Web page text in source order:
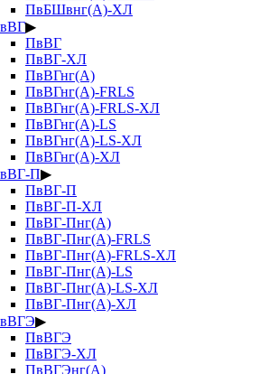
ПвБШвнг(А)-ХЛ
▶
ПвВГ
ПвВГ-ХЛ
ПвВГнг(А)
ПвВГнг(А)-FRLS
ПвВГнг(А)-FRLS-ХЛ
ПвВГнг(А)-LS
ПвВГнг(А)-LS-ХЛ
ПвВГнг(А)-ХЛ
П▶
ПвВГ-П
ПвВГ-П-ХЛ
ПвВГ-Пнг(А)
ПвВГ-Пнг(А)-FRLS
ПвВГ-Пнг(А)-FRLS-ХЛ
ПвВГ-Пнг(А)-LS
ПвВГ-Пнг(А)-LS-ХЛ
ПвВГ-Пнг(А)-ХЛ
▶
ПвВГЭ
ПвВГЭ-ХЛ
ПвВГЭнг(А)